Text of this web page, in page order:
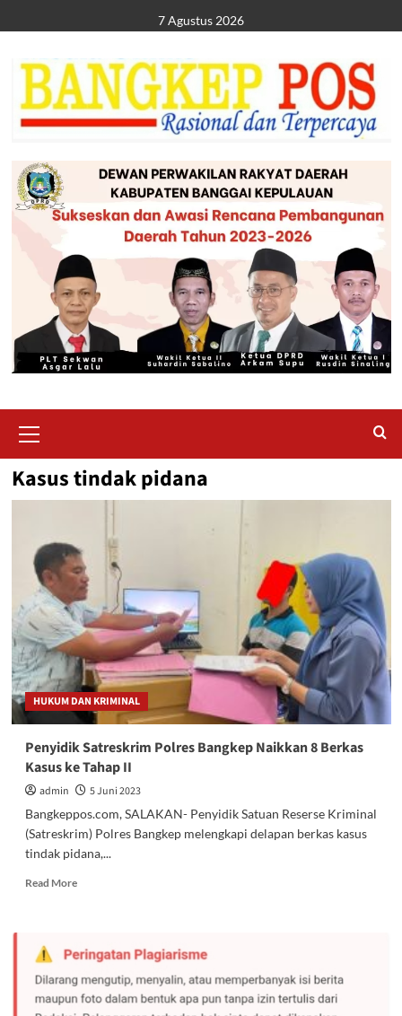
to
content
7 Agustus 2026
Menu
Kasus tindak pidana
HUKUM DAN KRIMINAL
Penyidik Satreskrim Polres Bangkep Naikkan 8 Berkas
Kasus ke Tahap II
admin
5 Juni 2023
Bangkeppos.com, SALAKAN- Penyidik Satuan Reserse Kriminal
(Satreskrim) Polres Bangkep melengkapi delapan berkas kasus
tindak pidana,...
Read MoreRead
Satreskrim
Polres
Bangkep
Naikkan